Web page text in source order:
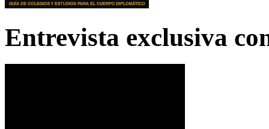
Entrevista exclusiva